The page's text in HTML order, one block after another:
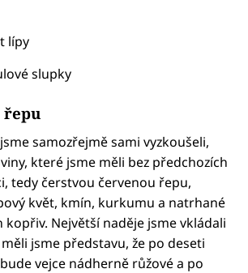
lípy
slupky
samozřejmě sami vyzkoušeli,
které jsme měli bez předchozích
tedy čerstvou červenou řepu,
květ, kmín, kurkumu a natrhané
kopřiv. Největší naděje jsme vkládali
jsme představu, že po deseti
vejce nádherně růžové a po